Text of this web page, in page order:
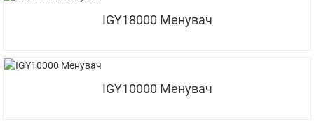
IGY18000 Менувач
IGY10000 Менувач